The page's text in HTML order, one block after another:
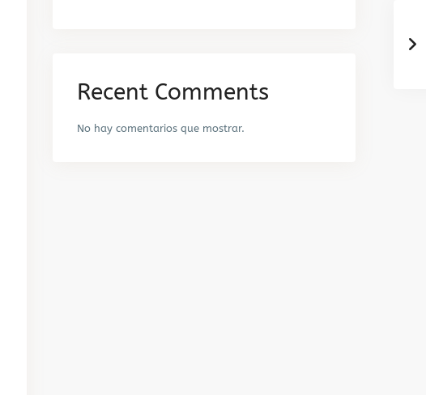
Recent Comments
No hay comentarios que mostrar.